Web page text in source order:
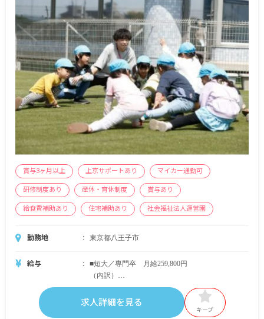
賞与3ヶ月以上 上京サポートあり マイカー通勤可
研修制度あり 産休・育休制度 賞与あり
給食費補助あり 住宅補助あり 社会福祉法人運営園
勤務地 東京都八王子市
給与
■短大／専門卒 月給259,800円
（内訳）
基本給 216,600円
特殊業務手当 6,000円
求人詳細を見る
キープ